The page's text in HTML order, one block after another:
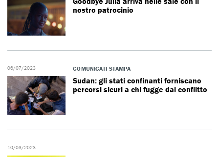
nostro patrocinio
06/07/2023 COMUNICATI STAMPA
Sudan: gli stati confinanti forniscano
percorsi sicuri a chi fugge dal conflitto
10/03/2023